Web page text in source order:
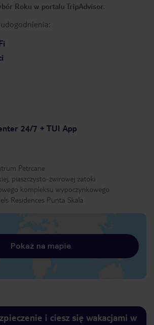
Roku w portalu TripAdvisor.
24/7 + TUI App
Petrcane
piaszczysto-żwirowej zatoki
kompleksu wypoczynkowego
Residences Punta Skala
Pokaż na mapie
i ciesz się wakacjami w